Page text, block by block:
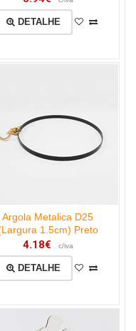
DETALHE
Argola Metalica D25
1.5cm) Preto
4.18€ c/iva
DETALHE